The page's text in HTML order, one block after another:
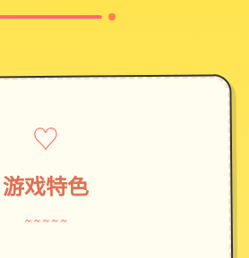
♡
游戏特色
~~~~~